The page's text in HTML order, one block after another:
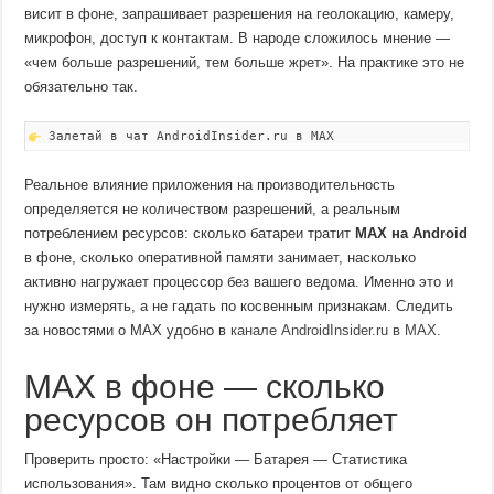
висит в фоне, запрашивает разрешения на геолокацию, камеру,
микрофон, доступ к контактам. В народе сложилось мнение —
«чем больше разрешений, тем больше жрет». На практике это не
обязательно так.
Залетай в чат AndroidInsider.ru в MAX
Реальное влияние приложения на производительность
определяется не количеством разрешений, а реальным
потреблением ресурсов: сколько батареи тратит MAX на Android
в фоне, сколько оперативной памяти занимает, насколько
активно нагружает процессор без вашего ведома. Именно это и
нужно измерять, а не гадать по косвенным признакам. Следить
за новостями о MAX удобно вканале AndroidInsider.ru в MAX.
MAX в фоне — сколько
ресурсов он потребляет
Проверить просто: «Настройки — Батарея — Статистика
использования». Там видно сколько процентов от общего